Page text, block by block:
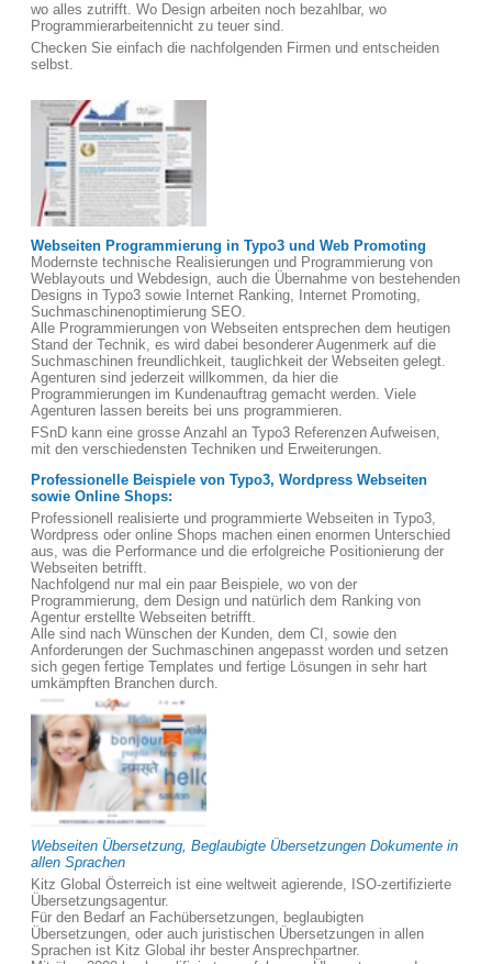
wo alles zutrifft. Wo Design arbeiten noch bezahlbar, wo
Programmierarbeitennicht zu teuer sind.
Checken Sie einfach die nachfolgenden Firmen und entscheiden
selbst.
Webseiten Programmierung in Typo3 und Web Promoting
Modernste technische Realisierungen und Programmierung von
Weblayouts und Webdesign, auch die Übernahme von bestehenden
Designs in Typo3 sowie Internet Ranking, Internet Promoting,
Suchmaschinenoptimierung SEO.
Alle Programmierungen von Webseiten entsprechen dem heutigen
Stand der Technik, es wird dabei besonderer Augenmerk auf die
Suchmaschinen freundlichkeit, tauglichkeit der Webseiten gelegt.
Agenturen sind jederzeit willkommen, da hier die
Programmierungen im Kundenauftrag gemacht werden. Viele
Agenturen lassen bereits bei uns programmieren.
FSnD kann eine grosse Anzahl an Typo3 Referenzen Aufweisen,
mit den verschiedensten Techniken und Erweiterungen.
Professionelle Beispiele von Typo3, Wordpress Webseiten
sowie Online Shops:
Professionell realisierte und programmierte Webseiten in Typo3,
Wordpress oder online Shops machen einen enormen Unterschied
aus, was die Performance und die erfolgreiche Positionierung der
Webseiten betrifft.
Nachfolgend nur mal ein paar Beispiele, wo von der
Programmierung, dem Design und natürlich dem Ranking von
Agentur erstellte Webseiten betrifft.
Alle sind nach Wünschen der Kunden, dem CI, sowie den
Anforderungen der Suchmaschinen angepasst worden und setzen
sich gegen fertige Templates und fertige Lösungen in sehr hart
umkämpften Branchen durch.
Webseiten Übersetzung, Beglaubigte Übersetzungen Dokumente in
allen Sprachen
Kitz Global Österreich ist eine weltweit agierende, ISO-zertifizierte
Übersetzungsagentur.
Für den Bedarf an Fachübersetzungen, beglaubigten
Übersetzungen, oder auch juristischen Übersetzungen in allen
Sprachen ist Kitz Global ihr bester Ansprechpartner.